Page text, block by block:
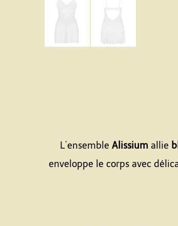
L’ensemble Alissium allie
enveloppe le corps avec